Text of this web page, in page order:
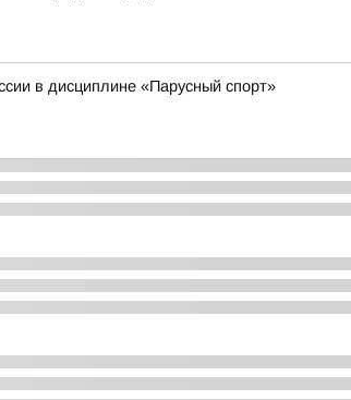
в дисциплине «Парусный спорт»